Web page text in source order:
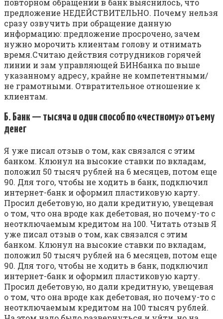
повторном обращении в банк выяснилось, что
предложение НЕДЕЙСТВИТЕЛЬНО. Почему нельзя
сразу озвучить при обращение данную
информацию: предложение просрочено, зачем
нужно морочить клиентам голову и отнимать
время.Считаю действия сотрудников горячей
линии и зам управляющей БИНбанка по выше
указанному адресу, крайне не компетентными/
не грамотными. Отвратительное отношение к
клиентам.
Б. Банк — тысяча и один способ по «честному» отъему
денег
Я уже писал отзыв о том, как связался с этим
банком. Клюнул на высокие ставки по вкладам,
положил 50 тысяч рублей на 6 месяцев, потом еще
90. Для того, чтобы не ходить в банк, подключил
интернет-банк и оформил пластиковую карту.
Просил дебетовую, но дали кредитную, увещевая
о том, что она вроде как дебетовая, но почему-то с
неотключаемым кредитом на 100. Читать отзыв Я
уже писал отзыв о том, как связался с этим
банком. Клюнул на высокие ставки по вкладам,
положил 50 тысяч рублей на 6 месяцев, потом еще
90. Для того, чтобы не ходить в банк, подключил
интернет-банк и оформил пластиковую карту.
Просил дебетовую, но дали кредитную, увещевая
о том, что она вроде как дебетовая, но почему-то с
неотключаемым кредитом на 100 тысяч рублей.